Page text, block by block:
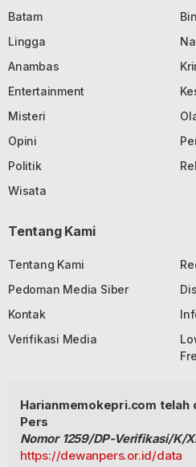
Batam
Lingga
Anambas
Entertainment
Misteri
Opini
Politik
Wisata
Tentang Kami
Tentang Kami
Pedoman Media Siber
Kontak
Verifikasi Media
Harianmemokepri.com telah
Pers
Nomor 1259/DP-Verifikasi/K/
https://dewanpers.or.id/data